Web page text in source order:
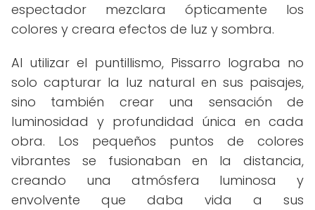
espectador mezclara ópticamente los
colores y creara efectos de luz y sombra.
Al utilizar el puntillismo, Pissarro lograba no
solo capturar la luz natural en sus paisajes,
sino también crear una sensación de
luminosidad y profundidad única en cada
obra. Los pequeños puntos de colores
vibrantes se fusionaban en la distancia,
creando una atmósfera luminosa y
envolvente que daba vida a sus